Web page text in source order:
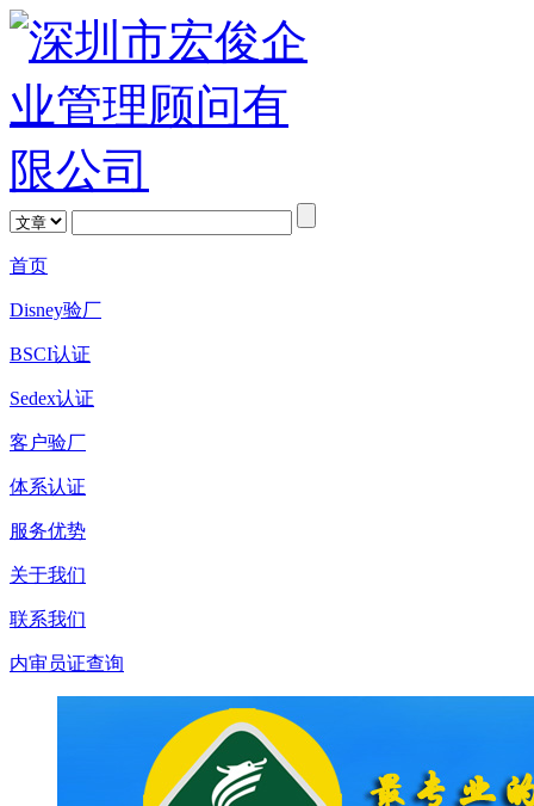
首页
Disney验厂
BSCI认证
Sedex认证
客户验厂
体系认证
服务优势
关于我们
联系我们
内审员证查询